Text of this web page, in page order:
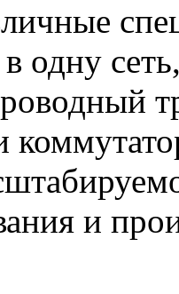
одну
и